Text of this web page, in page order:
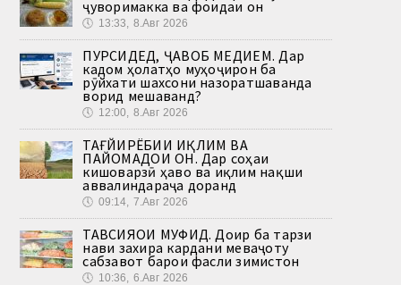
ҷуворимакка ва фоидаи он
🕔 13:33, 8.Авг 2026
ПУРСИДЕД, ҶАВОБ МЕДИҲЕМ. Дар
кадом ҳолатҳо муҳоҷирон ба
рӯйхати шахсони назоратшаванда
ворид мешаванд?
🕔 12:00, 8.Авг 2026
ТАҒЙИРЁБИИ ИҚЛИМ ВА
ПАЙОМАДҲОИ ОН. Дар соҳаи
кишоварзӣ ҳаво ва иқлим нақши
аввалиндараҷа доранд
🕔 09:14, 7.Авг 2026
ТАВСИЯҲОИ МУФИД. Доир ба тарзи
нави захира кардани меваҷоту
сабзавот барои фасли зимистон
🕔 10:36, 6.Авг 2026